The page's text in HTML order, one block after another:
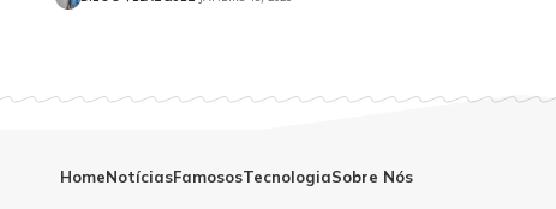
HomeNotíciasFamososTecnologiaSobre Nós